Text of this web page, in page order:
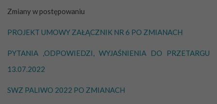
Zmiany w postępowaniu
PROJEKT UMOWY ZAŁĄCZNIK NR 6 PO ZMIANACH
PYTANIA ,ODPOWIEDZI, WYJAŚNIENIA DO PRZETARGU
13.07.2022
SWZ PALIWO 2022 PO ZMIANACH